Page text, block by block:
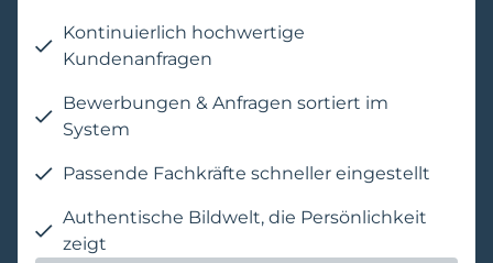
Kontinuierlich hochwertige
Kundenanfragen
Bewerbungen & Anfragen sortiert im
System
Passende Fachkräfte schneller eingestellt
Authentische Bildwelt, die Persönlichkeit
zeigt